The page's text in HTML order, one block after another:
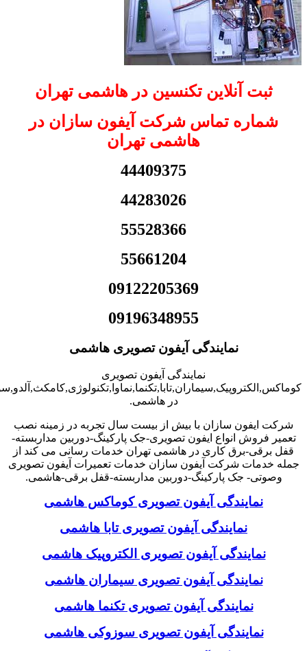
ثبت آنلاین تکنسین در هاشمی تهران
شماره تماس شرکت آیفون سازان در
هاشمی تهران
44409375
44283026
55528366
55661204
09122205369
09196348955
نمایندگی آیفون تصویری هاشمی
نمایندگی آیفون تصویری
در هاشمی.
شرکت ایفون سازان با بیش از بیست سال تجربه در زمینه نصب
تعمیر فروش انواع ایفون تصویری-جک پارکینگ-دوربین مداربسته-
قفل برقی-برق کاری در هاشمی تهران خدمات رسانی می کند از
جمله خدمات شرکت آیفون سازان خدمات تعمیرات آیفون تصویری
وصوتی- جک پارکینگ-دوربین مداربسته-قفل برقی-هاشمی.
نمایندگی آیفون تصویری کوماکس هاشمی
نمایندگی آیفون تصویری تابا هاشمی
نمایندگی آیفون تصویری الکتروپیک هاشمی
نمایندگی آیفون تصویری سیماران هاشمی
نمایندگی آیفون تصویری تکنما هاشمی
نمایندگی آیفون تصویری سوزوکی هاشمی